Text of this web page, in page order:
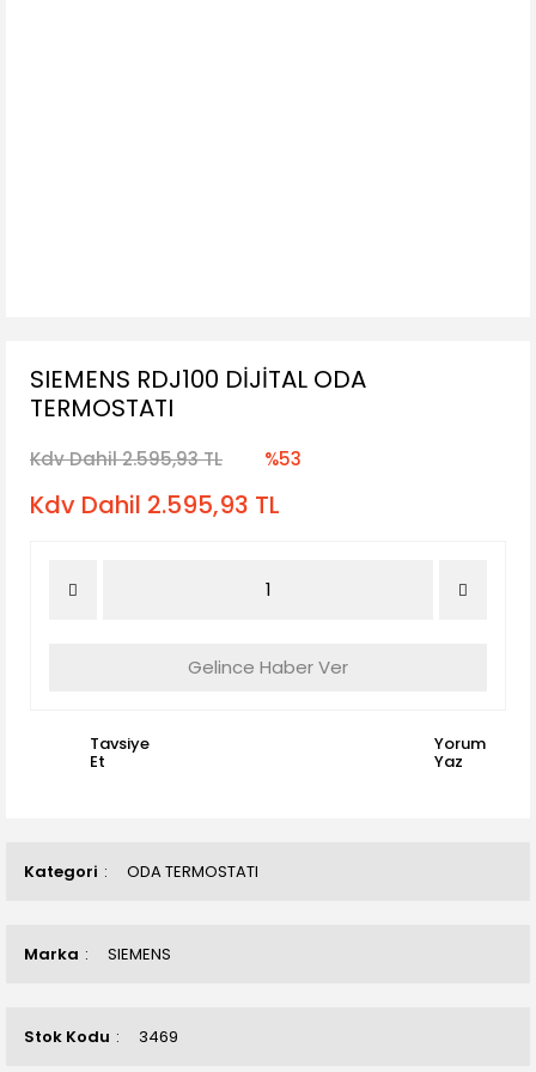
Kategori ODA TERMOSTATI
Marka SIEMENS
Stok Kodu 3469
SIEMENS RDJ100 DİJİTAL ODA
TERMOSTATI
Kdv Dahil 2.595,93 TL %53
Kdv Dahil 2.595,93 TL
Gelince Haber Ver
Tavsiye
Et
Yorum
Yaz